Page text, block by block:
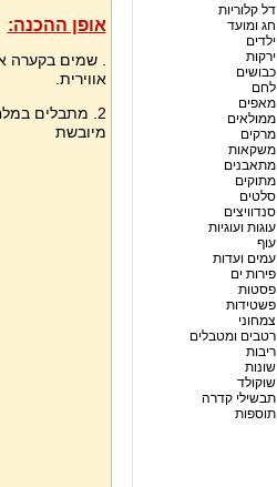
דל קלוריות
חג ומועד
ילדים
ירקות
כבושים
לחם
מאפים
ממולאים
מרקים
משקאות
מתאבנים
מתוקים
סלטים
סנדוויצים
עוגות ועוגיות
עוף
עמים ועדות
פירות ים
פסטות
פשטידות
צמחוני
רטבים ומטבלים
ריבות
שונות
שוקולד
תבשילי קדרה
תוספות
אופן ההכנה:
. שמים בקערה
אווירית.
2. מתבלים
מיובשת